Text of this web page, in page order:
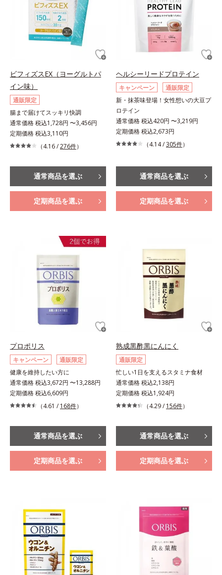
ビフィズスEX（ヨーグルトパ
イン味）
通販限定
腸まで届けてスッキリ快調
通常価格 税込1,728円 〜3,456円
定期価格 税込3,110円
（4.16 /276件）
通常商品を選ぶ
定期商品を選ぶ
ヘルシーリードプロテイン
キャンペーン
通販限定
新・抹茶味登場！女性想いの大豆プ
ロテイン
通常価格 税込420円 〜3,219円
定期価格 税込2,673円
（4.14 /305件）
通常商品を選ぶ
定期商品を選ぶ
プロポリス
キャンペーン
通販限定
健康を維持したい方に
通常価格 税込3,672円 〜13,288円
定期価格 税込6,609円
（4.61 / 168件）
通常商品を選ぶ
定期商品を選ぶ
熟成黒酢黒にんにく
通販限定
忙しい1日を支えるスタミナ食材
通常価格 税込2,138円
定期価格 税込1,924円
（4.29 / 156件）
通常商品を選ぶ
定期商品を選ぶ